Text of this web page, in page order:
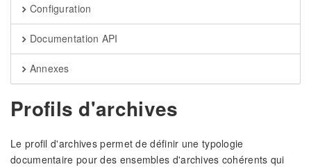
Configuration
Documentation API
Annexes
Profils d'archives
Le profil d'archives permet de définir une typologie
documentaire pour des ensembles d'archives cohérents qui